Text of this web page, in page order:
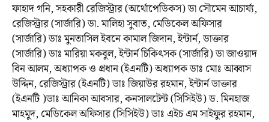
ফাহাদ গনি, সহকারী রেজিস্ট্রার (অর্থোপেডিকস) ডা সৌমেন আচার্য্য,
রেজিস্ট্রার (সার্জারি) ডা. মালিহা সুবাত, মেডিকেল অফিসার
(সার্জারি) ডাঃ মুনতাসিল ইবনে কামাল জিদান, ইন্টার্ন, ডাক্তার
(সার্জারি) ডাঃ মারিয়া মকবুল, ইন্টার্ন চিকিৎসক (সার্জারি) ডা জাওয়াদ
বিন আলম, অধ্যাপক ও প্রধান (ইএনটি) অধ্যাপক ডাঃ মোঃ আব্বাস
উদ্দিন, রেজিস্ট্রার (ইএনটি) ডাঃ জিয়াউর রহমান, ইন্টার্ন ডাক্তার
(ইএনটি )ডাঃ আনিকা আবসার, কনসালটেন্ট (সিসিইউ) ড. মিনহাজ
মাহমুদ, মেডিকেল অফিসার (সিসিইউ) ডাঃ এইচ এম সাইফুর রহমান,